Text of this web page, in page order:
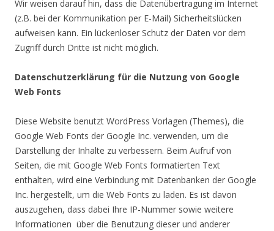
Wir weisen darauf hin, dass die Datenübertragung im Internet
(z.B. bei der Kommunikation per E-Mail) Sicherheitslücken
aufweisen kann. Ein lückenloser Schutz der Daten vor dem
Zugriff durch Dritte ist nicht möglich.
Datenschutzerklärung für die Nutzung von Google
Web Fonts
Diese Website benutzt WordPress Vorlagen (Themes), die
Google Web Fonts der Google Inc. verwenden, um die
Darstellung der Inhalte zu verbessern. Beim Aufruf von
Seiten, die mit Google Web Fonts formatierten Text
enthalten, wird eine Verbindung mit Datenbanken der Google
Inc. hergestellt, um die Web Fonts zu laden. Es ist davon
auszugehen, dass dabei Ihre IP-Nummer sowie weitere
Informationen über die Benutzung dieser und anderer